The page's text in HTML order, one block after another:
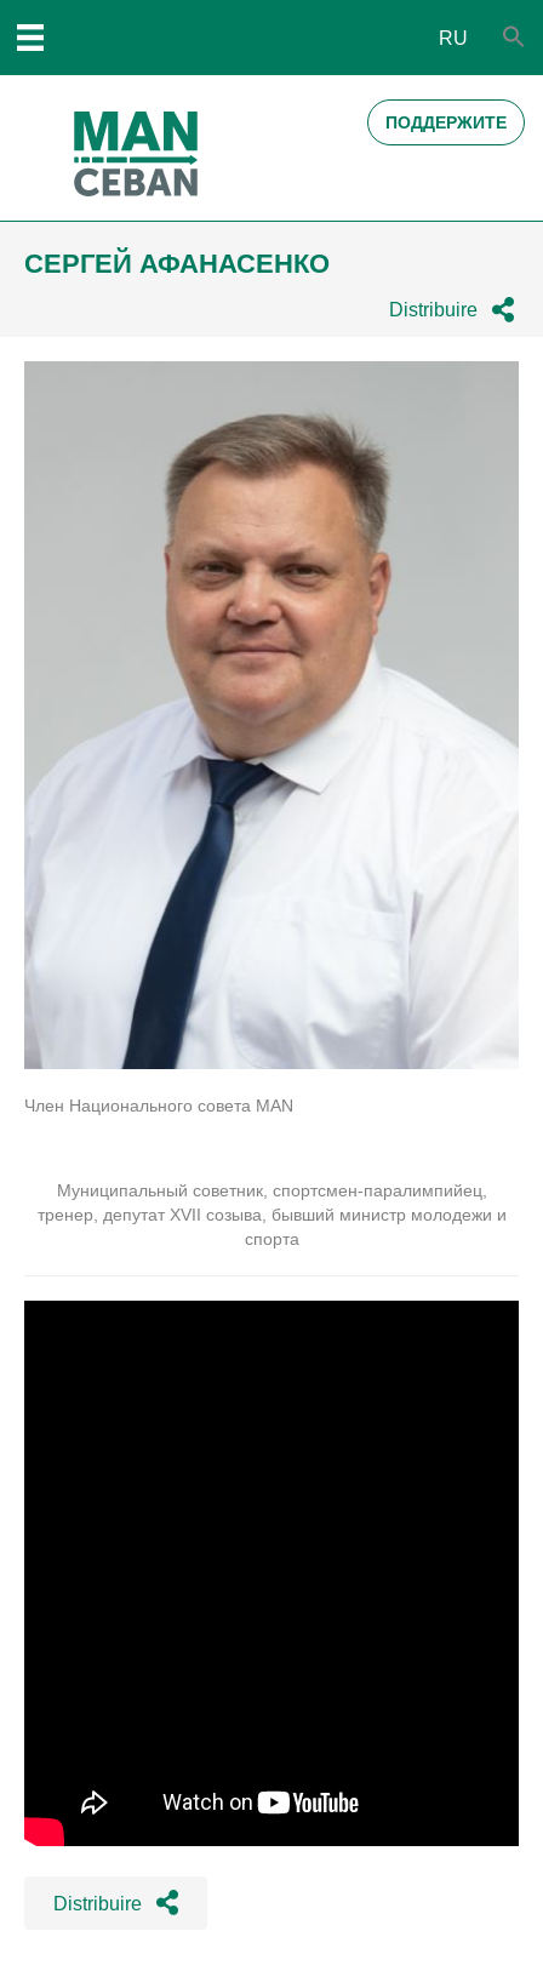
RU
ПОДДЕРЖИТЕ
СЕРГЕЙ АФАНАСЕНКО
Distribuire
Член Национального совета MAN
Муниципальный советник, спортсмен-паралимпийец,
тренер, депутат XVII созыва, бывший министр молодежи и
спорта
Distribuire